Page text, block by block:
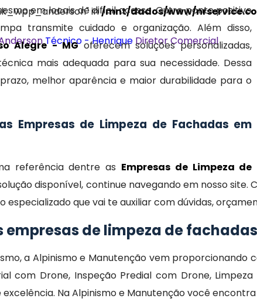
in/mnt/dados/www/
Técnico - Henrique Diretor Comercial
em locais de difícil acesso. Outro ponto positivo
transmite cuidado e organização. Além disso,
Alegre - MGoferecem soluções personalizadas,
mais adequada para sua necessidade. Dessa
melhor aparência e maior durabilidade para o
Empresas de Limpeza de Fachadas em
referência dentre as Empresas de Limpeza de
disponível, continue navegando em nosso site.
que vai te auxiliar com dúvidas,
de limpeza de fachadas
a Alpinismo e Manutenção vem proporcionando
com Drone, Inspeção Predial com Drone,
Na Alpinismo e Manutenção você